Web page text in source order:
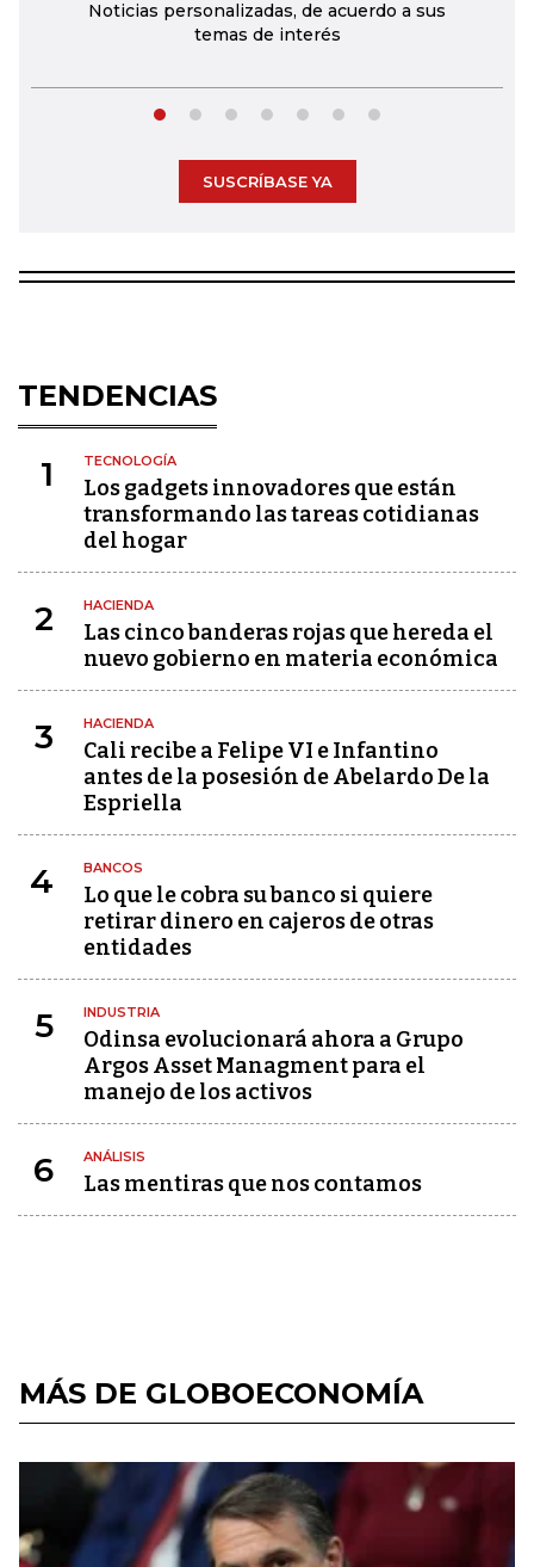
Noticias personalizadas, de acuerdo a sus
temas de interés
SUSCRÍBASE YA
TENDENCIAS
1 TECNOLOGÍA
Los gadgets innovadores que están
transformando las tareas cotidianas
del hogar
2 HACIENDA
Las cinco banderas rojas que hereda el
nuevo gobierno en materia económica
3 HACIENDA
Cali recibe a Felipe VI e Infantino
antes de la posesión de Abelardo De la
Espriella
4 BANCOS
Lo que le cobra su banco si quiere
retirar dinero en cajeros de otras
entidades
5 INDUSTRIA
Odinsa evolucionará ahora a Grupo
Argos Asset Managment para el
manejo de los activos
6 ANÁLISIS
Las mentiras que nos contamos
MÁS DE GLOBOECONOMÍA